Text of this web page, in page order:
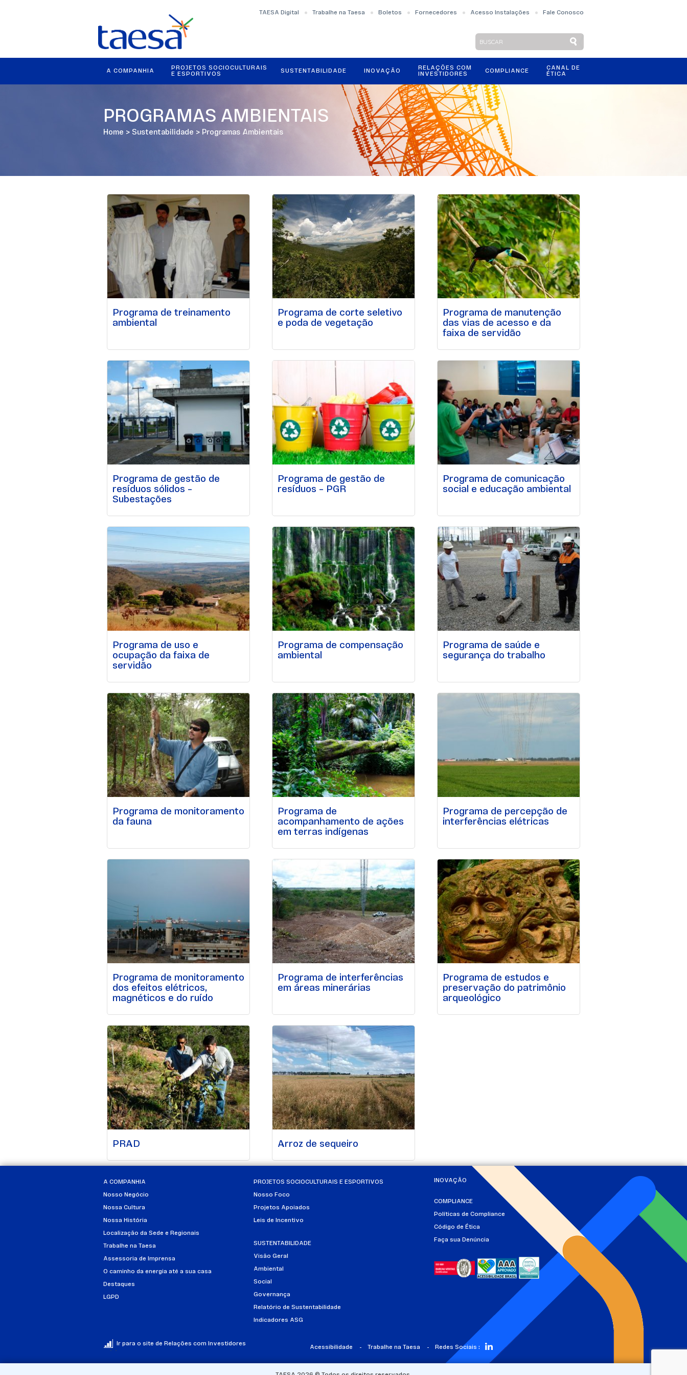
TAESA Digital Trabalhe na Taesa Boletos Fornecedores Acesso Instalações Fale Conosco
A COMPANHIA
PROJETOS SOCIOCULTURAIS
E ESPORTIVOS
SUSTENTABILIDADE INOVAÇÃO
RELAÇÕES COM
INVESTIDORES
COMPLIANCE
CANAL DE
ÉTICA
PROGRAMAS AMBIENTAIS
Home > Sustentabilidade > Programas Ambientais
Programa de treinamento
ambiental
Programa de corte seletivo
e poda de vegetação
Programa de manutenção
das vias de acesso e da
faixa de servidão
Programa de gestão de
resíduos sólidos –
Subestações
Programa de gestão de
resíduos – PGR
Programa de comunicação
social e educação ambiental
Programa de uso e
ocupação da faixa de
servidão
Programa de compensação
ambiental
Programa de saúde e
segurança do trabalho
Programa de monitoramento
da fauna
Programa de
acompanhamento de ações
em terras indígenas
Programa de percepção de
interferências elétricas
Programa de monitoramento
dos efeitos elétricos,
magnéticos e do ruído
Programa de interferências
em áreas minerárias
Programa de estudos e
preservação do patrimônio
arqueológico
PRAD Arroz de sequeiro
A COMPANHIA
Nosso Negócio
Nossa Cultura
Nossa História
Localização da Sede e Regionais
Trabalhe na Taesa
Assessoria de Imprensa
O caminho da energia até a sua casa
Destaques
LGPD
PROJETOS SOCIOCULTURAIS E ESPORTIVOS
Nosso Foco
Projetos Apoiados
Leis de Incentivo
SUSTENTABILIDADE
Visão Geral
Ambiental
Social
Governança
Relatório de Sustentabilidade
Indicadores ASG
INOVAÇÃO
COMPLIANCE
Políticas de Compliance
Código de Ética
Faça sua Denúncia
Ir para o site de Relações com Investidores
Acessibilidade Trabalhe na Taesa Redes Sociais :